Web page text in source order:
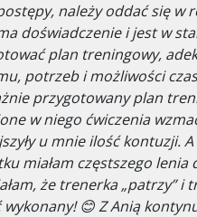
należy oddać się w
doświadczenie i jest w
plan treningowy,
potrzeb i możliwości
przygotowany plan
w niego ćwiczenia
u mnie ilość kontuzji.
miałam częstszego
że trenerka „patrzy” i
wykonany! 😊 Z Anią